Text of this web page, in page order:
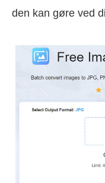
den kan gøre ved